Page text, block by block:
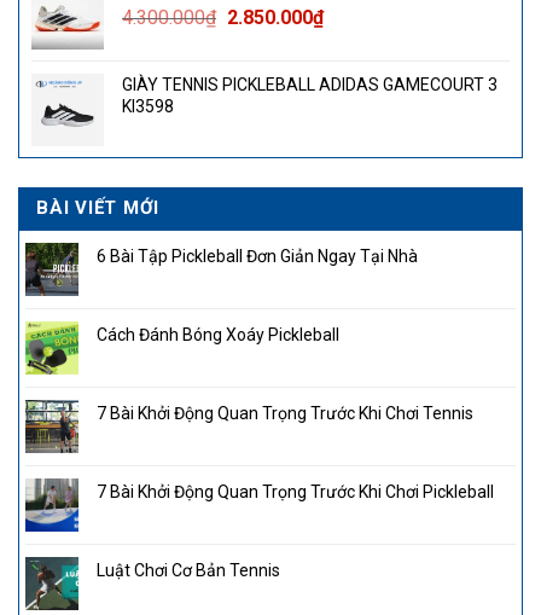
4.300.000₫ Giá
4.300.000₫.
2.850.000₫Giá
là:
GIÀY TENNIS PICKLEBALL ADIDAS GAMECOURT 3
KI3598
BÀI VIẾT MỚI
6 Bài Tập Pickleball Đơn Giản Ngay Tại Nhà
Cách Đánh Bóng Xoáy Pickleball
7 Bài Khởi Động Quan Trọng Trước Khi Chơi Tennis
7 Bài Khởi Động Quan Trọng Trước Khi Chơi Pickleball
Luật Chơi Cơ Bản Tennis